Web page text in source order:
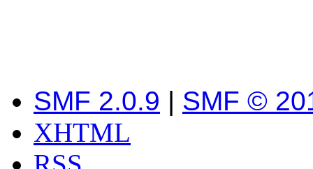
SMF 2.0.9 | SMF ©
XHTML